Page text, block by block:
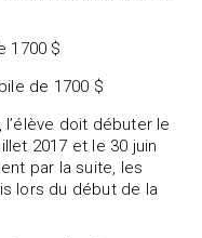
1700 $
de 1700 $
doit débuter le
2017 et le 30 juin
par la suite, les
lors du début de la